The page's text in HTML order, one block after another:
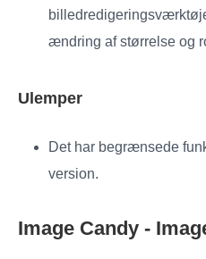
ændring af størrelse og
Ulemper
Det har begrænsede
version.
Image Candy -